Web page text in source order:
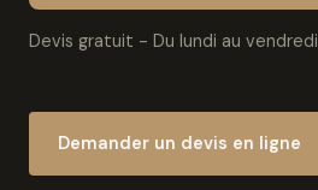
Devis gratuit - Du lundi au vendredi
Demander un devis en ligne